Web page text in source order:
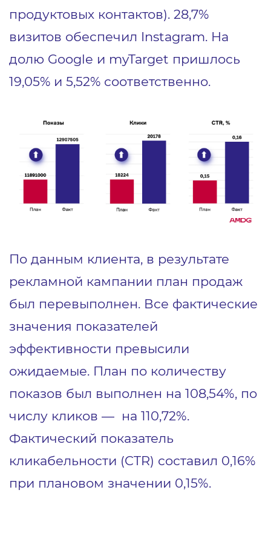
продуктовых контактов). 28,7%
визитов обеспечил Instagram. На
долю Google и myTarget пришлось
19,05% и 5,52% соответственно.
По данным клиента, в результате
рекламной кампании план продаж
был перевыполнен. Все фактические
значения показателей
эффективности превысили
ожидаемые. План по количеству
показов был выполнен на 108,54%, по
числу кликов — на 110,72%.
Фактический показатель
кликабельности (CTR) составил 0,16%
при плановом значении 0,15%.